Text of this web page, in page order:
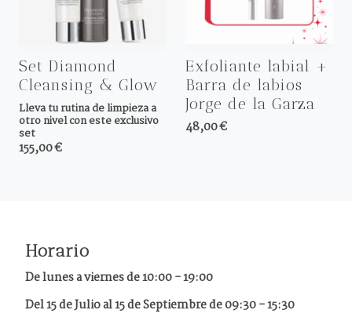
Set Diamond
Cleansing & Glow
Lleva tu rutina de limpieza a
otro nivel con este exclusivo
set
155,00 €
Exfoliante labial +
Barra de labios
Jorge de la Garza
48,00 €
Horario
De lunes a viernes de10:00 - 19:00
Del 15 de Julio al 15 de Septiembre de 09:30 - 15:30